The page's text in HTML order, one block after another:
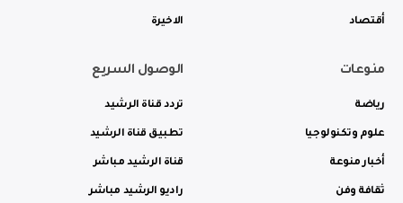
أقتصاد الاخيرة
منوعات
رياضة
علوم وتكنولوجيا
أخبار منوعة
ثقافة وفن
الوصول السريع
تردد قناة الرشيد
تطبيق قناة الرشيد
قناة الرشيد مباشر
راديو الرشيد مباشر